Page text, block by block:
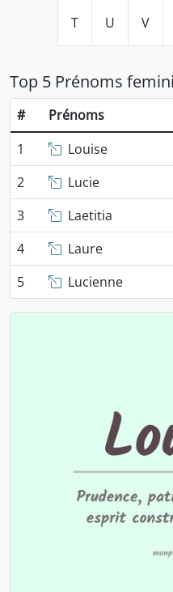
T U V
Top 5 Prénoms
# Prénoms
1
Louise
2
Lucie
3
Laetitia
4
Laure
5
Lucienne